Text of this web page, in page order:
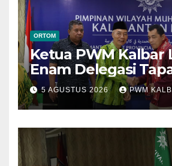
ORTOM
Ketua PWM Kalbar
Enam Delegasi
Menuju Muktamar
Semarang
5 AGUSTUS 2026 PWM